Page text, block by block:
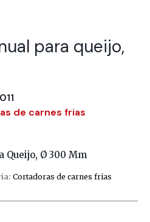
para queijo,
de carnes frias
Queijo, Ø 300 Mm
Cortadoras de carnes frias